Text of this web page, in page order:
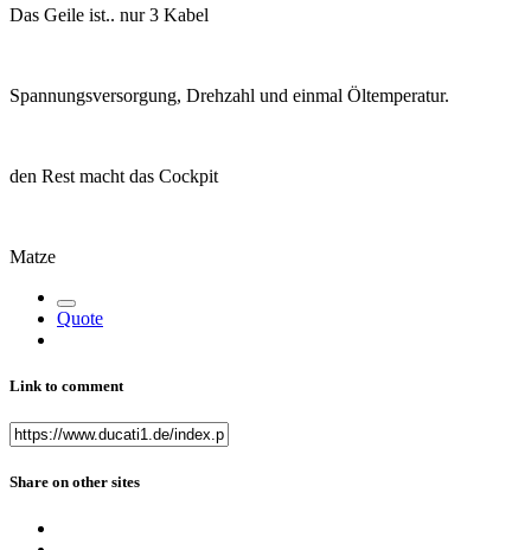
Das Geile ist.. nur 3 Kabel
Spannungsversorgung, Drehzahl und einmal Öltemperatur.
den Rest macht das Cockpit
Matze
Quote
Link to comment
Share on other sites